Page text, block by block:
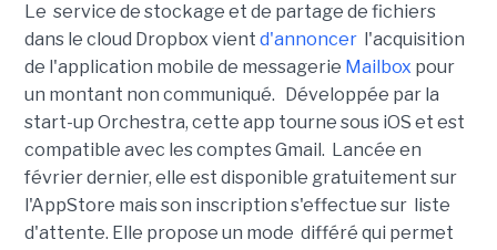
Le service de stockage et de partage de fichiers
dans le cloud Dropbox vient d'annoncer l'acquisition
de l'application mobile de messagerie Mailbox pour
un montant non communiqué. Développée par la
start-up Orchestra, cette app tourne sous iOS et est
compatible avec les comptes Gmail. Lancée en
février dernier, elle est disponible gratuitement sur
l'AppStore mais son inscription s'effectue sur liste
d'attente. Elle propose un mode différé qui permet